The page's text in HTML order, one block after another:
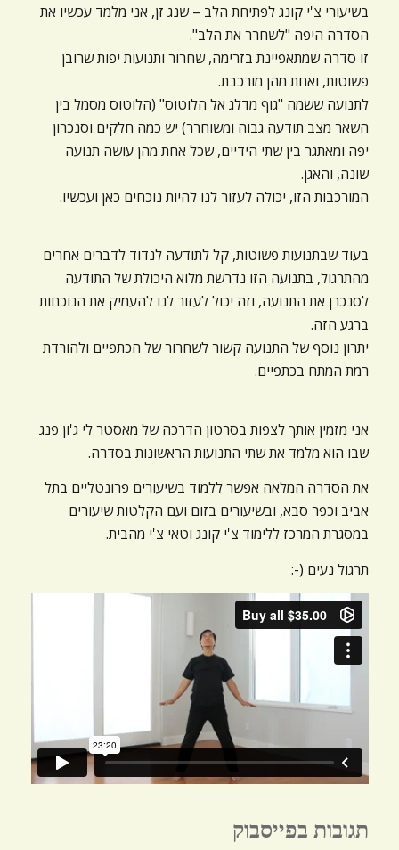
הוסף קו תחתון לקישורים
font_download סמן קישורים
לאפס
את
כל
האפשרויות
cached
בשיעורי צ'י קונג לפתיחת הלב – שנג זן, אני מלמד עכשיו את
הסדרה היפה "לשחרר את הלב".
זו סדרה שמתאפיינת בזרימה, שחרור ותנועות יפות שרובן
פשוטות, ואחת מהן מורכבת.
לתנועה ששמה "גוף מדלג אל הלוטוס" (הלוטוס מסמל בין
השאר מצב תודעה גבוה ומשוחרר) יש כמה חלקים וסנכרון
יפה ומאתגר בין שתי הידיים, שכל אחת מהן עושה תנועה
שונה, והאגן.
המורכבות הזו, יכולה לעזור לנו להיות נוכחים כאן ועכשיו.
בעוד שבתנועות פשוטות, קל לתודעה לנדוד לדברים אחרים
מהתרגול, בתנועה הזו נדרשת מלוא היכולת של התודעה
לסנכרן את התנועה, וזה יכול לעזור לנו להעמיק את הנוכחות
ברגע הזה.
יתרון נוסף של התנועה קשור לשחרור של הכתפיים ולהורדת
רמת המתח בכתפיים.
אני מזמין אותך לצפות בסרטון הדרכה של מאסטר לי ג'ון פנג
שבו הוא מלמד את שתי התנועות הראשונות בסדרה.
את הסדרה המלאה אפשר ללמוד בשיעורים פרונטליים בתל
אביב וכפר סבא, ובשיעורים בזום ועם הקלטות שיעורים
במסגרת המרכז ללימוד צ'י קונג וטאי צ'י מהבית.
תרגול נעים (-:
תגובות בפייסבוק